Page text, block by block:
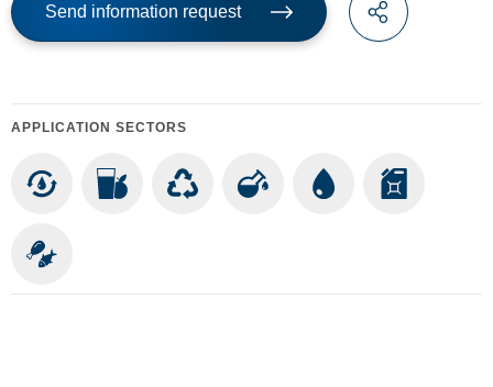
Send information request
APPLICATION SECTORS